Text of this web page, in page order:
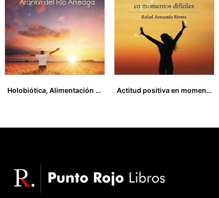
Holobiótica, Alimentación para la Paz
Actitud positiva en momentos difíciles